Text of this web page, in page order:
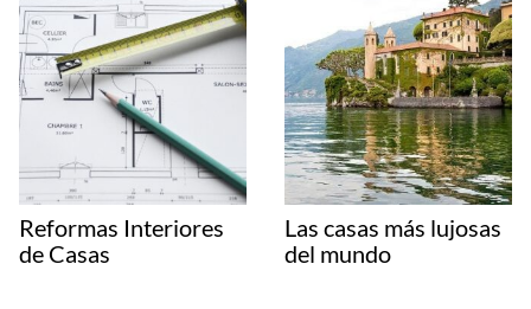
Reformas Interiores
de Casas
Las casas más lujosas
del mundo